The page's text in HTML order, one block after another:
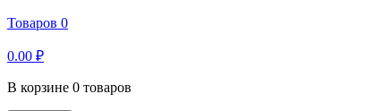
Товаров 0
0.00 ₽
В корзине 0 товаров